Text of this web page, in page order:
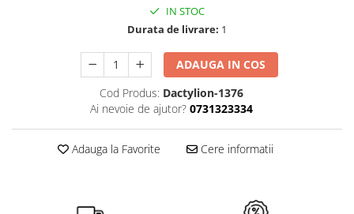
IN STOC
Durata de livrare: 1
ADAUGA IN COS
Cod Produs: Dactylion-1376
Ai nevoie de ajutor? 0731323334
Adauga la Favorite Cere informatii